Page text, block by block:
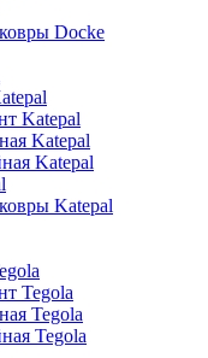
Docke
Katepal
Katepal
Katepal
Katepal
Tegola
Tegola
Tegola